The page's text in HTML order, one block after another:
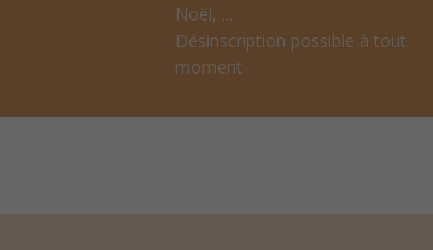
Noël, ...
Désinscription possible à tout
moment